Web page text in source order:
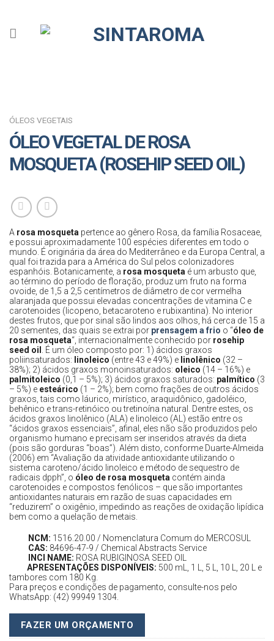
content
ÓLEOS VEGETAIS
ÓLEO VEGETAL DE ROSA
MOSQUETA (ROSEHIP SEED OIL)
A rosa mosqueta pertence ao gênero Rosa, da família Rosaceae,
e possui aproximadamente 100 espécies diferentes em todo o
mundo. É originária da área do Mediterrâneo e da Europa Central, a
qual foi trazida para a América do Sul pelos colonizadores
espanhóis. Botanicamente, a rosa mosqueta é um arbusto que,
ao término do período de floração, produz um fruto na forma
ovoide, de 1,5 a 2,5 centímetros de diâmetro de cor vermelha
alaranjada que possui elevadas concentrações de vitamina C e
carotenoides (licopeno, betacaroteno e rubixantina). No interior
destes frutos, que por sinal são lindos aos olhos, há cerca de 15 a
20 sementes, das quais se extrai por prensagem a frio o “óleo de
rosa mosqueta“, internacionalmente conhecido por rosehip
seed oil . É um óleo composto por: 1) ácidos graxos
poliinsaturados: linoleico (entre 43 e 49%) e linolênico (32 –
38%); 2) ácidos graxos monoinsaturados: oleico (14 – 16%) e
palmitoleico (0,1 – 5%); 3) ácidos graxos saturados: palmítico (3
– 5%) e esteárico (1 – 2%); bem como frações de outros ácidos
graxos, tais como láurico, mirístico, araquidônico, gadoléico,
behênico e trans-retinóico ou tretinoína natural. Dentre estes, os
ácidos graxos linolênico (ALA) e linoleico (AL) estão entre os
“ácidos graxos essenciais”, afinal, eles não são produzidos pelo
organismo humano e precisam ser inseridos através da dieta
(pois são gorduras “boas”). Além disto, conforme Duarte-Almeida
(2006) em “Avaliação da atividade antioxidante utilizando o
sistema caroteno/ácido linoleico e método de sequestro de
radicais dpph”, o óleo de rosa mosqueta contém ainda
carotenoides e compostos fenólicos – que são importantes
antioxidantes naturais em razão de suas capacidades em
“reduzirem” o oxigênio, impedindo as reações de oxidação lipídica
bem como a quelação de metais.
NCM: 1516.20.00 / Nomenclatura Comum do MERCOSUL
CAS: 84696-47-9 / Chemical Abstracts Service
INCI NAME: ROSA RUBIGINOSA SEED OIL
APRESENTAÇÕES DISPONÍVEIS: 500 mL, 1 L, 5 L, 10 L, 20 L e
tambores com 180 Kg.
Para preços e condições de pagamento, consulte-nos pelo
WhatsApp: (42) 99949 1304.
FAZER UM ORÇAMENTO